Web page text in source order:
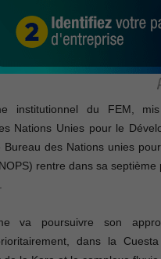
institutionnel du FEM,
Nations Unies pour le
des Nations unies
rentre dans sa septième
va poursuivre son
dans la